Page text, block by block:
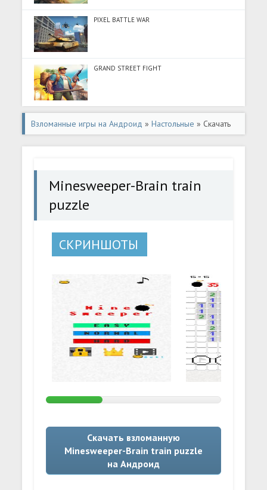
PIXEL BATTLE WAR
GRAND STREET FIGHT
Взломанные игры на Андроид »Настольные » Скачать
Minesweeper-Brain train puzzle (Много денег) на
Minesweeper-Brain train
puzzle
СКРИНШОТЫ
Скачать взломанную
Minesweeper-Brain train puzzle
на Андроид